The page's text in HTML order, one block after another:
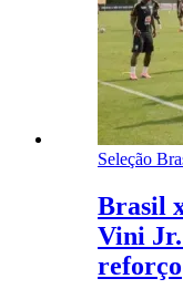
Seleção
Brasil
Vini Jr.
reforço